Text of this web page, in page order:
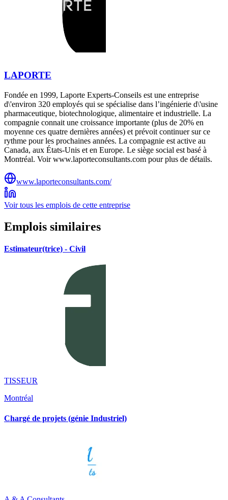
LAPORTE
Fondée en 1999, Laporte Experts-Conseils est une entreprise
d\'environ 320 employés qui se spécialise dans l’ingénierie d\'usine
pharmaceutique, biotechnologique, alimentaire et industrielle. La
compagnie connait une croissance importante (plus de 20% en
moyenne ces quatre dernières années) et prévoit continuer sur ce
rythme pour les prochaines années. La compagnie est active au
Canada, aux États-Unis et en Europe. Le siège social est basé à
Montréal. Voir www.laporteconsultants.com pour plus de détails.
www.laporteconsultants.com/
Voir tous les emplois de cette entreprise
Emplois similaires
Estimateur(trice) - Civil
TISSEUR
Montréal
Chargé de projets (génie Industriel)